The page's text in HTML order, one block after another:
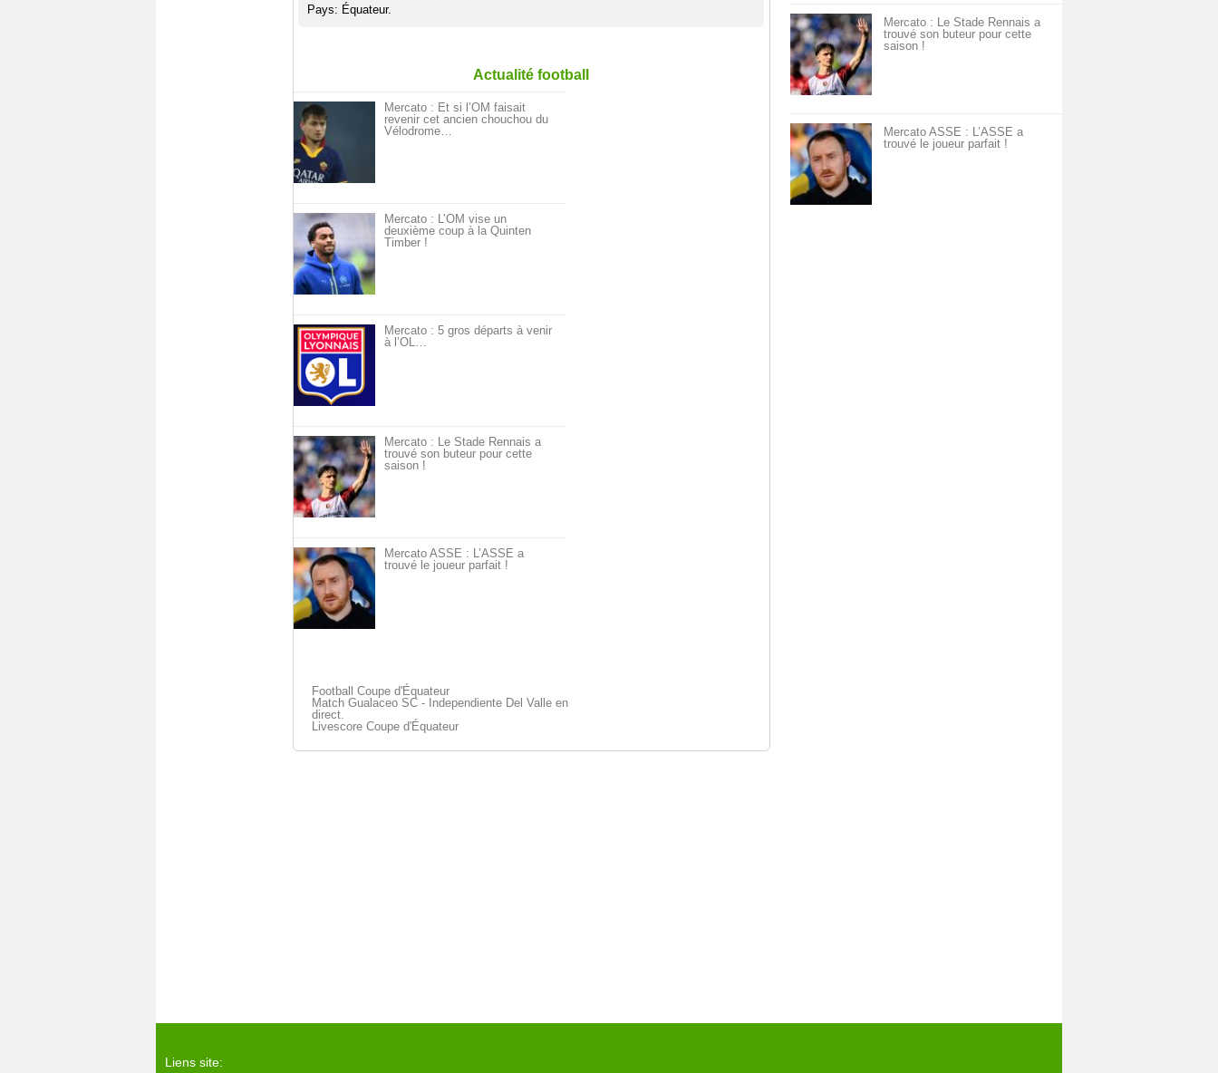
Pays: Équateur.
Actualité football
Mercato : Et si l’OM faisait
revenir cet ancien chouchou du
Vélodrome…
Mercato : L’OM vise un
deuxième coup à la Quinten
Timber !
Mercato : 5 gros départs à venir
à l’OL…
Mercato : Le Stade Rennais a
trouvé son buteur pour cette
saison !
Mercato ASSE : L’ASSE a
trouvé le joueur parfait !
Football Coupe d'Équateur
Match Gualaceo SC - Independiente Del Valle en
direct.
Livescore Coupe d'Équateur
Mercato : Le Stade Rennais a
trouvé son buteur pour cette
saison !
Mercato ASSE : L’ASSE a
trouvé le joueur parfait !
Liens site: